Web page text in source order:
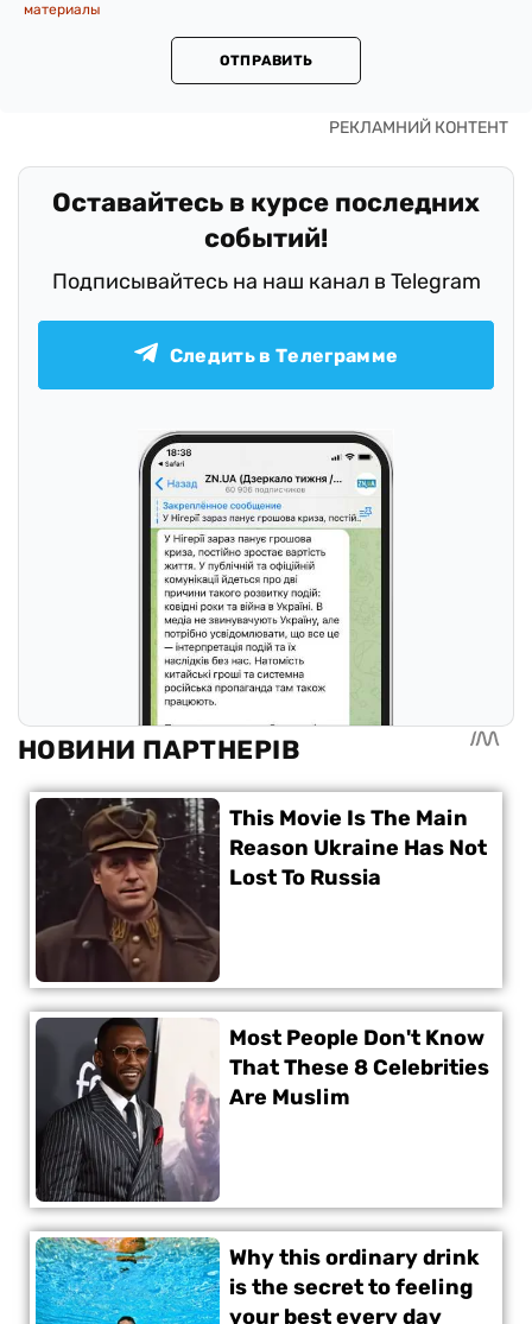
материалы
ОТПРАВИТЬ
Оставайтесь в курсе последних
событий!
Подписывайтесь на наш канал в Telegram
Следить в Телеграмме